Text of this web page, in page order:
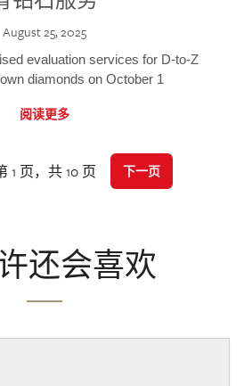
August 25, 2025
evaluation services for D-to-Z
diamonds on October 1
阅读更多
1 页，共 10 页 下一页
还会喜欢